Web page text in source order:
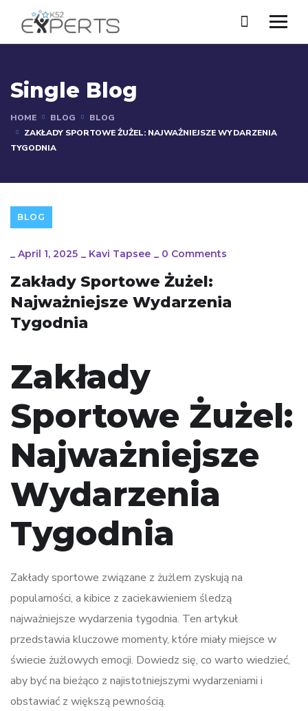
Single Blog
HOME BLOG
BLOG
ZAKŁADY SPORTOWE ŻUŻEL: NAJWAŻNIEJSZE WYDARZENIA
TYGODNIA
BLOG
_ April 1, 2025 _ Kavi Tapsee _ 0 Comments
Zakłady Sportowe Żużel:
Najważniejsze Wydarzenia
Tygodnia
Zakłady
Sportowe Żużel:
Najważniejsze
Wydarzenia
Tygodnia
Zakłady sportowe związane z żużlem zyskują na
popularności, a kibice z zaciekawieniem śledzą
najważniejsze wydarzenia tygodnia. Ten artykuł
przedstawia kluczowe momenty, które miały miejsce w
świecie żużlowych emocji. Dowiedz się, co warto wiedzieć,
aby być na bieżąco z najistotniejszymi wydarzeniami i
obstawiać z większą pewnością.